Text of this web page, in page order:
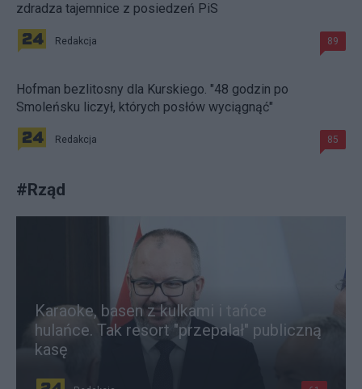
zdradza tajemnice z posiedzeń PiS
Redakcja 89
Hofman bezlitosny dla Kurskiego. "48 godzin po
Smoleńsku liczył, których posłów wyciągnąć"
Redakcja 85
#Rząd
Karaoke, basen z kulkami i tańce
hulańce. Tak resort "przepalał" publiczną
kasę